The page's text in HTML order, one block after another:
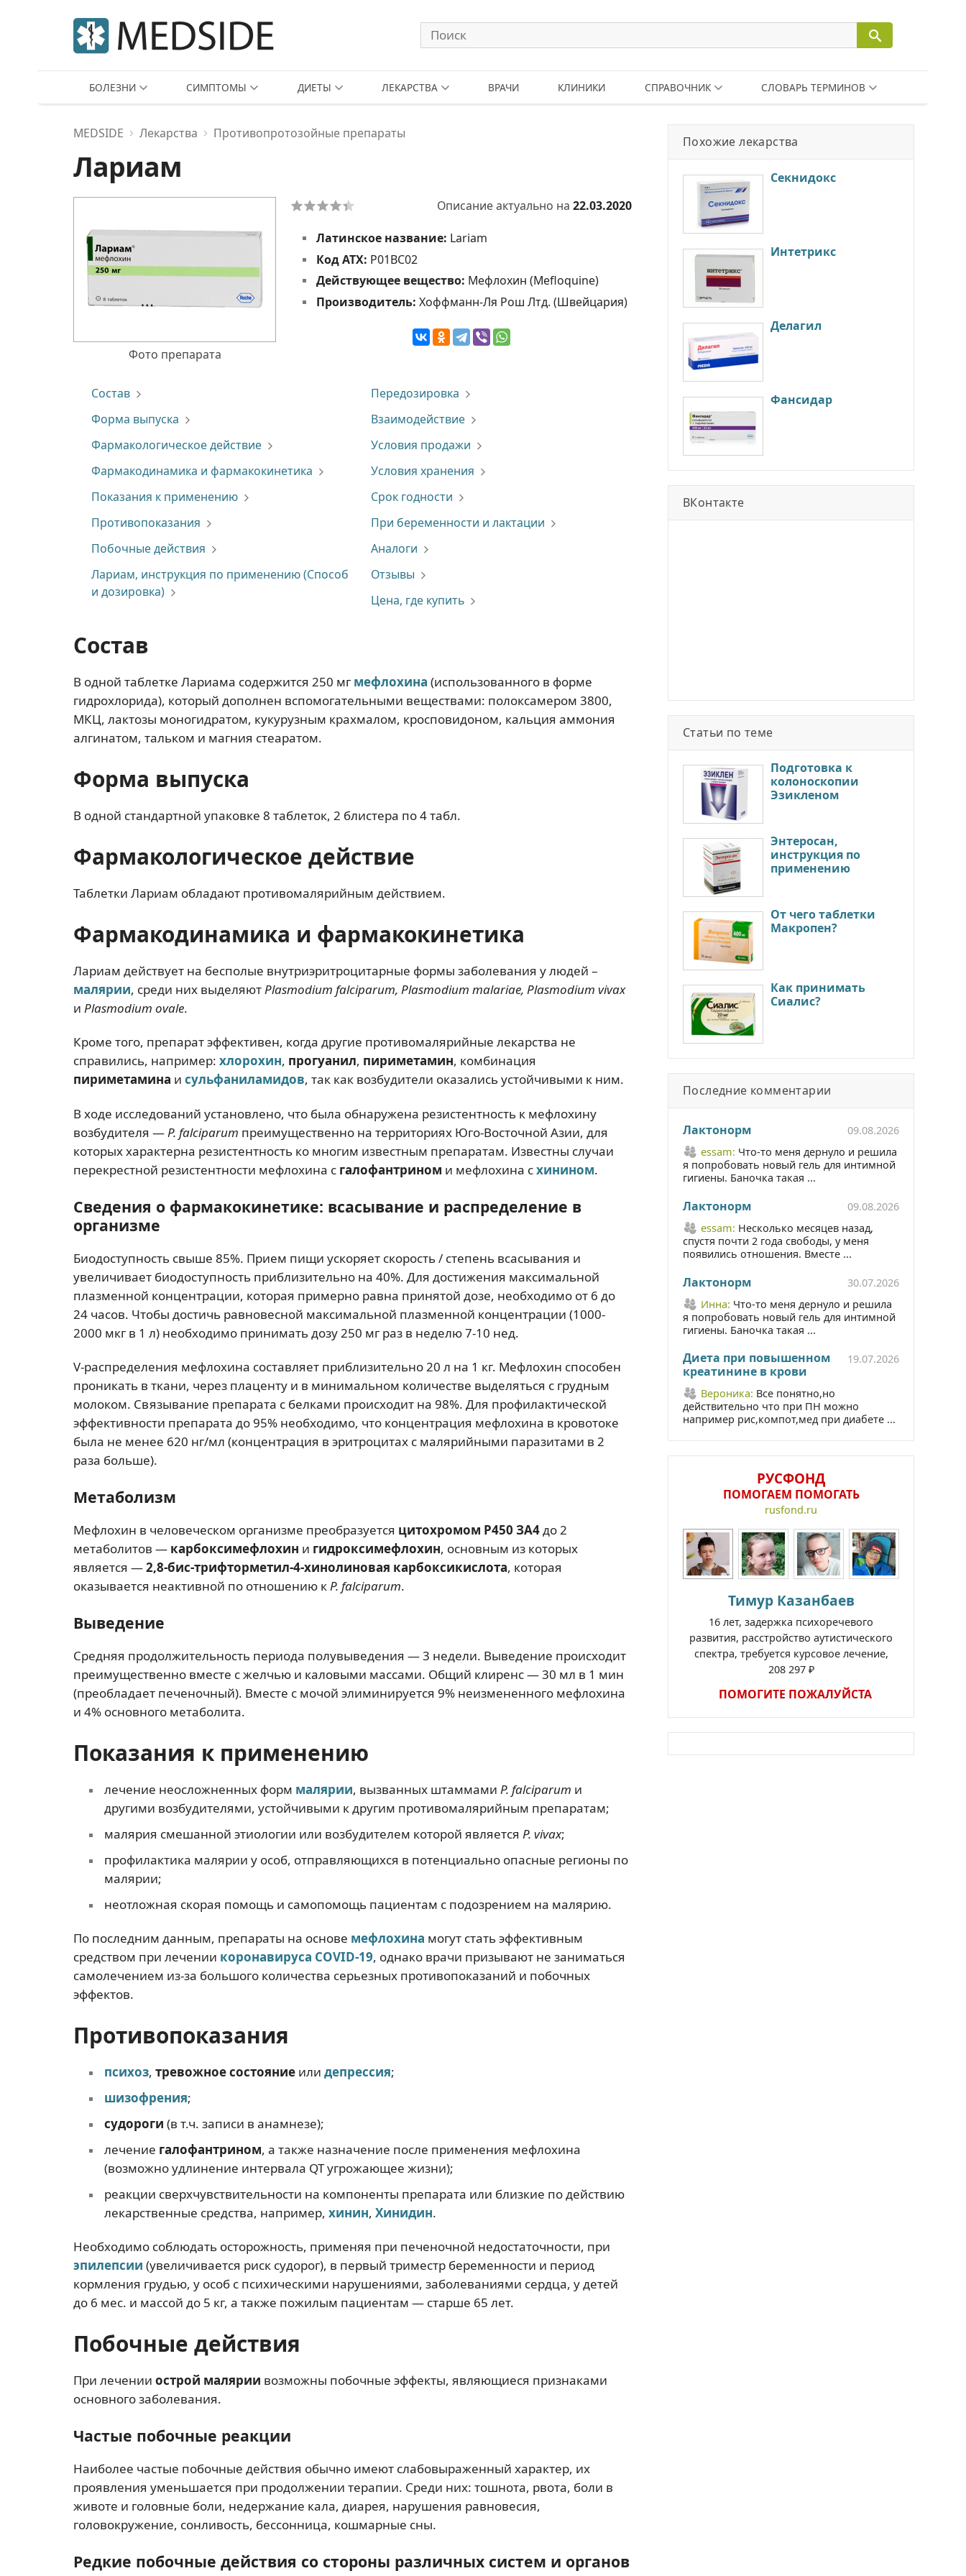
БОЛЕЗНИ СИМПТОМЫ ДИЕТЫ ЛЕКАРСТВА ВРАЧИ КЛИНИКИ СПРАВОЧНИК СЛОВАРЬ ТЕРМИНОВ
MEDSIDE Лекарства Противопротозойные препараты
Лариам
Фото препарата
Описание актуально на 22.03.2020
Латинское название: Lariam
Код АТХ: P01BC02
Действующее вещество: Мефлохин (Mefloquine)
Производитель: Хоффманн-Ля Рош Лтд. (Швейцария)
Состав
Форма выпуска
Фармакологическое действие
Фармакодинамика и фармакокинетика
Показания к применению
Противопоказания
Побочные действия
Лариам, инструкция по применению (Способ
и дозировка)
Передозировка
Взаимодействие
Условия продажи
Условия хранения
Срок годности
При беременности и лактации
Аналоги
Отзывы
Цена, где купить
Состав
В одной таблетке Лариама содержится 250 мг мефлохина (использованного в форме
гидрохлорида), который дополнен вспомогательными веществами: полоксамером 3800,
МКЦ, лактозы моногидратом, кукурузным крахмалом, кросповидоном, кальция аммония
алгинатом, тальком и магния стеаратом.
Форма выпуска
В одной стандартной упаковке 8 таблеток, 2 блистера по 4 табл.
Фармакологическое действие
Таблетки Лариам обладают противомалярийным действием.
Фармакодинамика и фармакокинетика
Лариам действует на бесполые внутриэритроцитарные формы заболевания у людей –
малярии, среди них выделяютPlasmodium falciparum, Plasmodium malariae, Plasmodium vivax
и Plasmodium ovale.
Кроме того, препарат эффективен, когда другие противомалярийные лекарства не
справились, например: хлорохин, прогуанил, пириметамин, комбинация
пириметамина и сульфаниламидов, так как возбудители оказались устойчивыми к ним.
В ходе исследований установлено, что была обнаружена резистентность к мефлохину
возбудителя — P. falciparum преимущественно на территориях Юго-Восточной Азии, для
которых характерна резистентность ко многим известным препаратам. Известны случаи
перекрестной резистентности мефлохина с галофантрином и мефлохина схинином.
Сведения о фармакокинетике: всасывание и распределение в
организме
Биодоступность свыше 85%. Прием пищи ускоряет скорость / степень всасывания и
увеличивает биодоступность приблизительно на 40%. Для достижения максимальной
плазменной концентрации, которая примерно равна принятой дозе, необходимо от 6 до
24 часов. Чтобы достичь равновесной максимальной плазменной концентрации (1000-
2000 мкг в 1 л) необходимо принимать дозу 250 мг раз в неделю 7-10 нед.
V-распределения мефлохина составляет приблизительно 20 л на 1 кг. Мефлохин способен
проникать в ткани, через плаценту и в минимальном количестве выделяться с грудным
молоком. Связывание препарата с белками происходит на 98%. Для профилактической
эффективности препарата до 95% необходимо, что концентрация мефлохина в кровотоке
была не менее 620 нг/мл (концентрация в эритроцитах с малярийными паразитами в 2
раза больше).
Метаболизм
Мефлохин в человеческом организме преобразуется цитохромом Р450 ЗА4до 2
метаболитов — карбоксимефлохин и гидроксимефлохин, основным из которых
является —2,8-бис-трифторметил-4-хинолиновая карбоксикислота, которая
оказывается неактивной по отношению кP. falciparum.
Выведение
Средняя продолжительность периода полувыведения — 3 недели. Выведение происходит
преимущественно вместе с желчью и каловыми массами. Общий клиренс — 30 мл в 1 мин
(преобладает печеночный). Вместе с мочой элиминируется 9% неизмененного мефлохина
и 4% основного метаболита.
Показания к применению
лечение неосложненных форм малярии, вызванных штаммами P. falciparum и
другими возбудителями, устойчивыми к другим противомалярийным препаратам;
малярия смешанной этиологии или возбудителем которой является P. vivax;
профилактика малярии у особ, отправляющихся в потенциально опасные регионы по
малярии;
неотложная скорая помощь и самопомощь пациентам с подозрением на малярию.
По последним данным, препараты на основе мефлохина могут стать эффективным
средством при лечении коронавируса COVID-19, однако врачи призывают не заниматься
самолечением из-за большого количества серьезных противопоказаний и побочных
эффектов.
Противопоказания
психоз, тревожное состояниеили депрессия;
шизофрения;
судороги (в т.ч. записи в анамнезе);
лечение галофантрином, а также назначение после применения мефлохина
(возможно удлинение интервала QT угрожающее жизни);
реакции сверхчувствительности на компоненты препарата или близкие по действию
лекарственные средства, например, хинин, Хинидин.
Необходимо соблюдать осторожность, применяя при печеночной недостаточности, при
эпилепсии (увеличивается риск судорог), в первый триместр беременности и период
кормления грудью, у особ с психическими нарушениями, заболеваниями сердца, у детей
до 6 мес. и массой до 5 кг, а также пожилым пациентам — старше 65 лет.
Побочные действия
При лечении острой малярии возможны побочные эффекты, являющиеся признаками
основного заболевания.
Частые побочные реакции
Наиболее частые побочные действия обычно имеют слабовыраженный характер, их
проявления уменьшается при продолжении терапии. Среди них: тошнота, рвота, боли в
животе и головные боли, недержание кала, диарея, нарушения равновесия,
головокружение, сонливость, бессонница, кошмарные сны.
Редкие побочные действия со стороны различных систем и органов
Похожие лекарства
Секнидокс
Интетрикс
Делагил
Фансидар
ВКонтакте
Статьи по теме
Подготовка к
колоноскопии
Эзикленом
Энтеросан,
инструкция по
применению
От чего таблетки
Макропен?
Как принимать
Сиалис?
Последние комментарии
Лактонорм
09.08.2026
essam: Что-то меня дернуло и решила
я попробовать новый гель для интимной
гигиены. Баночка такая ...
Лактонорм
09.08.2026
essam: Несколько месяцев назад,
спустя почти 2 года свободы, у меня
появились отношения. Вместе ...
Лактонорм
30.07.2026
Инна: Что-то меня дернуло и решила
я попробовать новый гель для интимной
гигиены. Баночка такая ...
Диета при повышенном
креатинине в крови
19.07.2026
Вероника: Все понятно,но
действительно что при ПН можно
например рис,компот,мед при диабете ...
РУСФОНД
ПОМОГАЕМ ПОМОГАТЬ
rusfond.ru
Тимур Казанбаев
16 лет, задержка психоречевого
развития, расстройство аутистического
спектра, требуется курсовое лечение,
208 297 ₽
ПОМОГИТЕ ПОЖАЛУЙСТА